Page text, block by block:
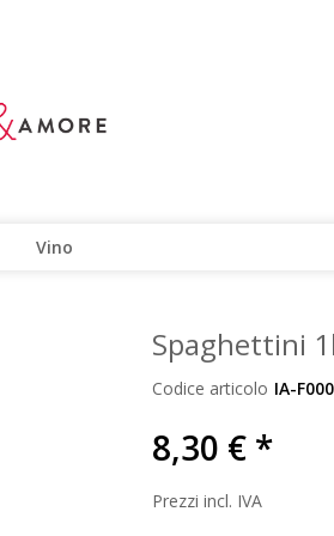
Vino
Spaghettini
Codice articolo IA-
8,30 € *
Prezzi incl. IVA